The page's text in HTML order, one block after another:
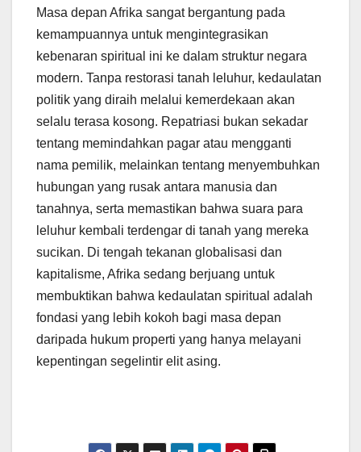
Masa depan Afrika sangat bergantung pada
kemampuannya untuk mengintegrasikan
kebenaran spiritual ini ke dalam struktur negara
modern. Tanpa restorasi tanah leluhur, kedaulatan
politik yang diraih melalui kemerdekaan akan
selalu terasa kosong. Repatriasi bukan sekadar
tentang memindahkan pagar atau mengganti
nama pemilik, melainkan tentang menyembuhkan
hubungan yang rusak antara manusia dan
tanahnya, serta memastikan bahwa suara para
leluhur kembali terdengar di tanah yang mereka
sucikan. Di tengah tekanan globalisasi dan
kapitalisme, Afrika sedang berjuang untuk
membuktikan bahwa kedaulatan spiritual adalah
fondasi yang lebih kokoh bagi masa depan
daripada hukum properti yang hanya melayani
kepentingan segelintir elit asing.